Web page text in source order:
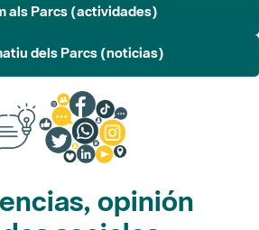
als Parcs (actividades)
dels Parcs (noticias)
opinión